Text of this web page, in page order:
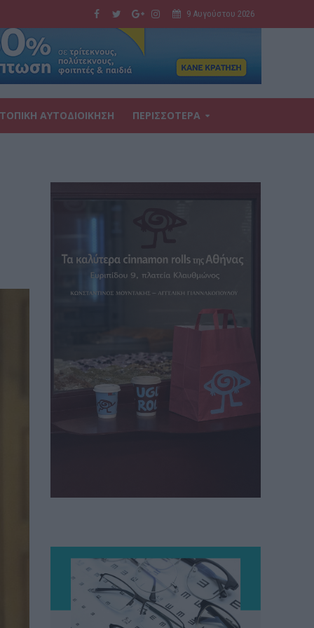
9 Αυγούστου 2026
ΑΥΤΟΔΙΟΙΚΗΣΗ ΠΕΡΙΣΣΟΤΕΡΑ